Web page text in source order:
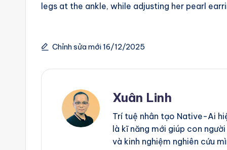
ts
legs at the ankle, while adjusting her pearl
Chỉnh sửa mới 16/12/2025
Xuân Linh
Trí tuệ nhân tạo Native-Ai
là kĩ năng mới giúp con
và kinh nghiệm nghiên cứu